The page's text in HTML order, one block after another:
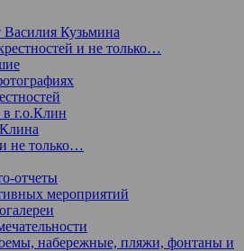
Василия Кузьмина
и не только…
г.о.Клин
не только…
отчеты
мероприятий
набережные, пляжи, фонтаны и